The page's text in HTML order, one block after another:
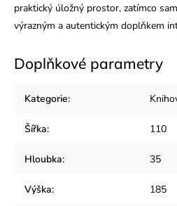
praktický úložný prostor, zatímco
výrazným a autentickým doplňkem
Doplňkové parametry
Kategorie:
Šířka: 110
Hloubka: 35
Výška: 185